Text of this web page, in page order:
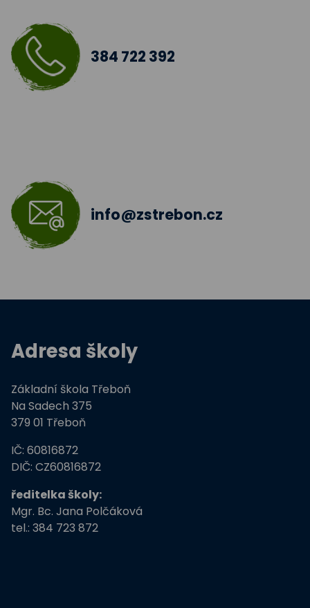
Doučování žáků škol
Šablony III
Šablony II.
Šablony 2016
Celé Česko čte dětem
Moderní technologie ve výuce
ZŠ Třeboň, Na Sadech jede do E
Tvořivá dílna žáků ZŠ Třeboň
Zdravé město Třeboň a ZŠ
Stromy, skřeti, dřeváci
EU peníze školám
384 722 392
info@zstrebon.cz
Adresa školy
Základní škola Třeboň
Na Sadech 375
379 01 Třeboň
IČ: 60816872
DIČ: CZ60816872
ředitelka školy:
Mgr. Bc. Jana Polčáková
tel.: 384 723 872